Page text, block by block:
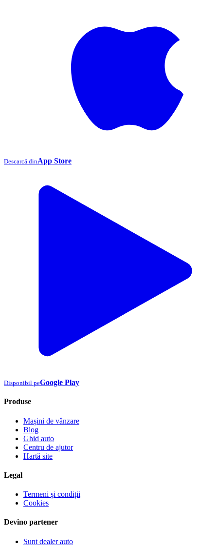
Descarcă dinApp Store
Disponibil peGoogle Play
Produse
Mașini de vânzare
Blog
Ghid auto
Centru de ajutor
Hartă site
Legal
Termeni și condiții
Cookies
Devino partener
Sunt dealer auto